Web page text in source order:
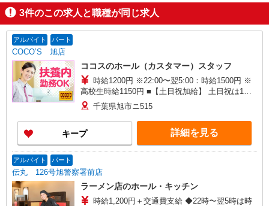
3件のこの求人と職種が同じ求人
アルバイト パート
COCO’S 旭店
ココスのホール（カスタマー）スタッフ
時給1200円 ※22:00〜翌5:00：時給1500円 ※
高校生時給1150円 ■【土日祝加給】 土日祝は1時
間当たり＋100円 ■特別手当 早朝手当（5:00〜
8:00）時給＋200円
千葉県旭市ニ515
キープ 詳細を見る
アルバイト パート
伝丸 126号旭警察署前店
ラーメン店のホール・キッチン
時給1,200円＋交通費支給 ◆22時〜翌5時は時